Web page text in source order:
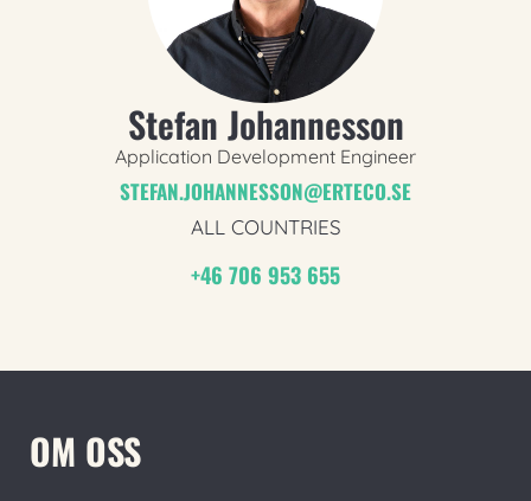
Stefan Johannesson
Application Development Engineer
STEFAN.JOHANNESSON@ERTECO.SE
ALL COUNTRIES
+46 706 953 655
OM OSS